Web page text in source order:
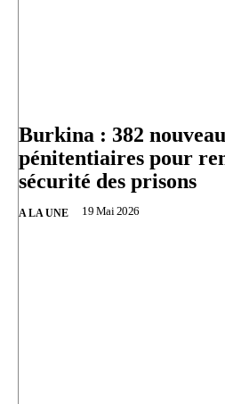
Burkina : 382
pénitentiaires pour
sécurité des prisons
A LA UNE 19 Mai 2026